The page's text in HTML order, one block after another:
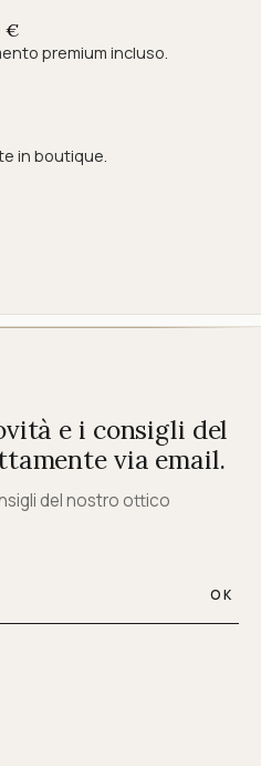
€
premium incluso.
in boutique.
e i consigli del
via email.
del nostro ottico
OK